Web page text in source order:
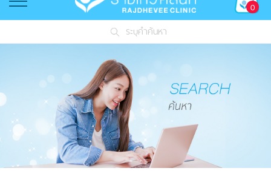
0
ระบุคำค้นหา